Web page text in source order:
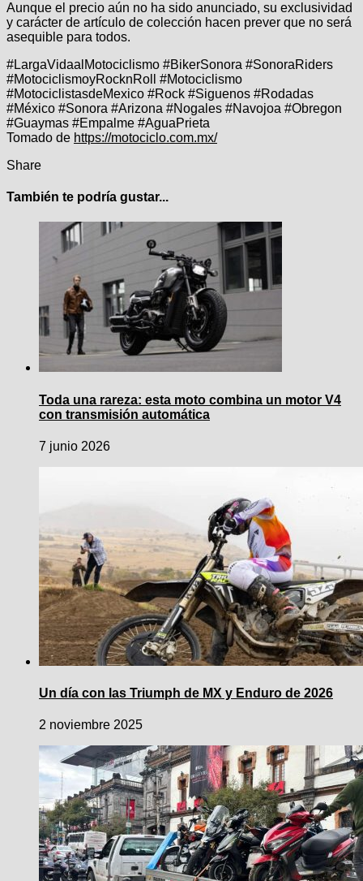
Aunque el precio aún no ha sido anunciado, su exclusividad
y carácter de artículo de colección hacen prever que no será
asequible para todos.
#LargaVidaalMotociclismo #BikerSonora #SonoraRiders
#MotociclismoyRocknRoll #Motociclismo
#MotociclistasdeMexico #Rock #Siguenos #Rodadas
#México #Sonora #Arizona #Nogales #Navojoa #Obregon
#Guaymas #Empalme #AguaPrieta
Tomado de https://motociclo.com.mx/
Share
También te podría gustar...
Toda una rareza: esta moto combina un motor V4
con transmisión automática
7 junio 2026
Un día con las Triumph de MX y Enduro de 2026
2 noviembre 2025